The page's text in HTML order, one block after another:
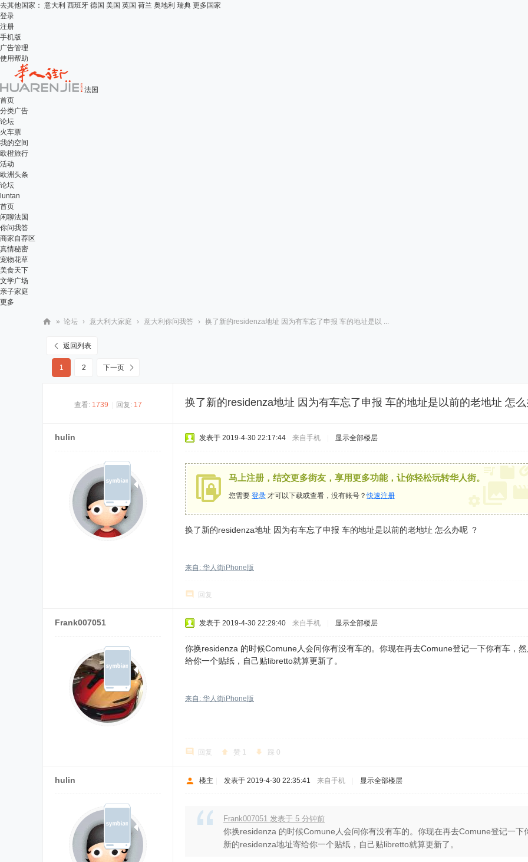
去其他国家： 意大利 西班牙 德国 美国 英国 荷兰 奥地利 瑞典 更多国家
登录
注册
手机版
广告管理
使用帮助
法国
首页
分类广告
论坛
火车票
我的空间
欧橙旅行
活动
欧洲头条
论坛
luntan
首页
闲聊法国
你问我答
商家自荐区
真情秘密
宠物花草
美食天下
文学广场
亲子家庭
更多
» 论坛 › 意大利大家庭 › 意大利你问我答 › 换了新的residenza地址 因为有车忘了申报 车的地址是以 ...
返回列表
1 2 下一页
查看: 1739 回复: 17 换了新的residenza地址 因为有车忘了申报 车的地址是以前的老地址 怎
hulin 发表于 2019-4-30 22:17:44 来自手机 显示全部楼层
马上注册，结交更多街友，享用更多功能，让你轻松玩转华人街。
您需要 登录 才可以下载或查看，没有账号？快速注册
换了新的residenza地址 因为有车忘了申报 车的地址是以前的老地址 怎么办呢 ？
来自: 华人街iPhone版
回复
Frank007051 发表于 2019-4-30 22:29:40 来自手机 显示全部楼层
你换residenza 的时候Comune人会问你有没有车的。你现在再去Comune登记一下你有车，
给你一个贴纸，自己贴libretto就算更新了。
来自: 华人街iPhone版
回复 赞 1 踩 0
hulin 楼主 发表于 2019-4-30 22:35:41 来自手机 显示全部楼层
Frank007051 发表于 5 分钟前
你换residenza 的时候Comune人会问你有没有车的。你现在再去Comune登记一
新的residenza地址寄给你一个贴纸，自己贴libretto就算更新了。